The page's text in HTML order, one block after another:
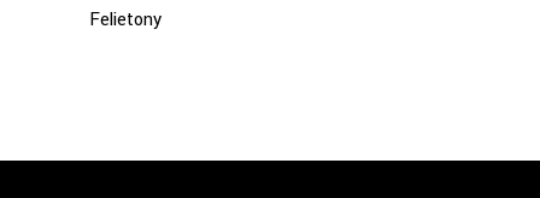
Felietony